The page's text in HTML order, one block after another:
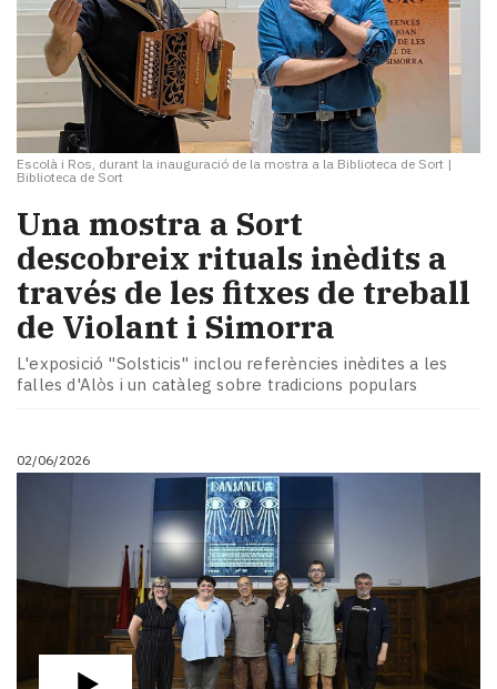
Escolà i Ros, durant la inauguració de la mostra a la Biblioteca de Sort |
Biblioteca de Sort
Una mostra a Sort
descobreix rituals inèdits a
través de les fitxes de treball
de Violant i Simorra
L'exposició "Solsticis" inclou referències inèdites a les
falles d'Alòs i un catàleg sobre tradicions populars
02/06/2026